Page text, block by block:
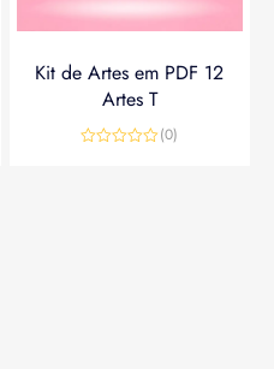
Kit de Artes em PDF 12
Artes T
(0)